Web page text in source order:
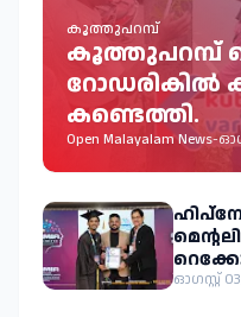
കൂത്തുപറമ്പ്
കൂത്തുപറമ്പ്
റോഡരികിൽ
കണ്ടെത്തി.
Open Malayalam News-
ഓഗസ്റ്റ്